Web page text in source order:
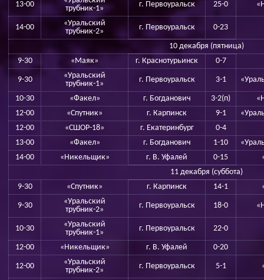
13-00
трубник-1»
г. Первоуральск 25-0
14-00
«Уральский
трубник-2»
г. Первоуральск 0-23
10 декабря (пятница)
9-30
«Маяк» г. Краснотурьинск 0-7
9-30
«Уральский
трубник-1»
г. Первоуральск 3-1
10-30 «Факел» г. Богданович 3-2(п)
12-00
«Спутник» г. Карпинск 9-1
12-00
«СШОР-18» г. Екатеринбург
0-4
13-00
«Факел» г. Богданович 1-10
14-00
«Никельщик» г. В. Уфалей 0-15
11 декабря (суббота)
9-30
«Спутник» г. Карпинск 14-1
9-30
«Уральский
трубник-2»
г. Первоуральск 18-0
10-30
«Уральский
трубник-1»
г. Первоуральск 22-0
12-00 «Никельщик» г. В. Уфалей 0-20
12-00
«Уральский
трубник-2»
г. Первоуральск 5-1